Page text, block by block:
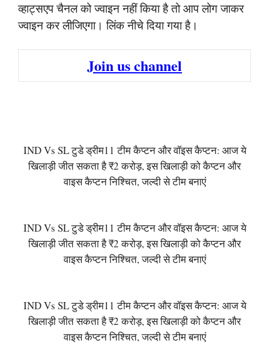
व्हाट्सएप चैनल को ज्वाइन नहीं किया है तो आप लोग जाकर
ज्वाइन कर लीजिएगा। लिंक नीचे दिया गया है।
Join us channel
IND Vs SL टुडे ड्रीम11 टीम कैप्टन और वॉइस कैप्टन: आज ये
खिलाड़ी जीत सकता है ₹2 करोड़, इस खिलाड़ी को कैप्टन और
वाइस कैप्टन निश्चित, जल्दी से टीम बनाएं
IND Vs SL टुडे ड्रीम11 टीम कैप्टन और वॉइस कैप्टन: आज ये
खिलाड़ी जीत सकता है ₹2 करोड़, इस खिलाड़ी को कैप्टन और
वाइस कैप्टन निश्चित, जल्दी से टीम बनाएं
IND Vs SL टुडे ड्रीम11 टीम कैप्टन और वॉइस कैप्टन: आज ये
खिलाड़ी जीत सकता है ₹2 करोड़, इस खिलाड़ी को कैप्टन और
वाइस कैप्टन निश्चित, जल्दी से टीम बनाएं